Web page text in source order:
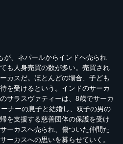
が、ネパールからインドへ売られ
も人身売買の数が多い。売買され
カスだ。ほとんどの場合、子ども
を受けるという。インドのサーカ
サラスヴァティーは、8歳でサーカ
ナーの息子と結婚し、双子の男の
を支援する慈善団体の保護を受け
ーカスへ売られ、傷ついた仲間た
ーカスへの思いを募らせていく。